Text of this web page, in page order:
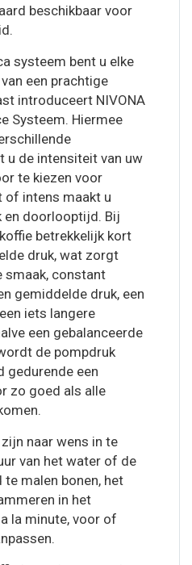
beschikbaar voor
systeem bent u elke
een prachtige
introduceert NIVONA
Systeem. Hiermee
u de intensiteit van uw
te kiezen voor
of intens maakt u
en doorlooptijd. Bij
betrekkelijk kort
druk, wat zorgt
smaak, constant
gemiddelde druk, een
iets langere
een gebalanceerde
de pompdruk
gedurende een
zo goed als alle
naar wens in te
van het water of de
te malen bonen, het
in het
la minute, voor of